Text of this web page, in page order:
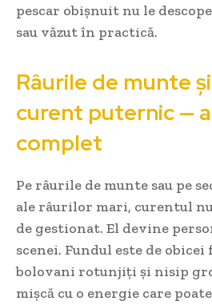
pescar obișnuit nu le
sau văzut în practică.
Râurile de munte
curent puternic —
complet
Pe râurile de munte sau pe
ale râurilor mari, curentul
de gestionat. El devine
scenei. Fundul este de
bolovani rotunjiți și nisip
mișcă cu o energie care